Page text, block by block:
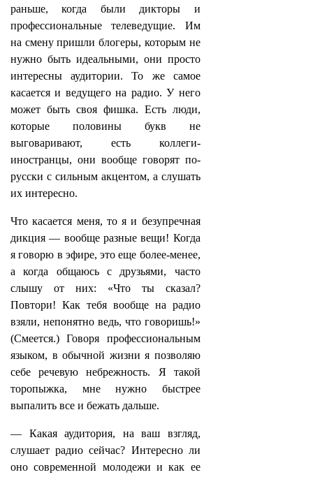
раньше, когда были дикторы и
профессиональные телеведущие. Им
на смену пришли блогеры, которым не
нужно быть идеальными, они просто
интересны аудитории. То же самое
касается и ведущего на радио. У него
может быть своя фишка. Есть люди,
которые половины букв не
выговаривают, есть коллеги-
иностранцы, они вообще говорят по-
русски с сильным акцентом, а слушать
их интересно.
Что касается меня, то я и безупречная
дикция — вообще разные вещи! Когда
я говорю в эфире, это еще более-менее,
а когда общаюсь с друзьями, часто
слышу от них: «Что ты сказал?
Повтори! Как тебя вообще на радио
взяли, непонятно ведь, что говоришь!»
(Смеется.) Говоря профессиональным
языком, в обычной жизни я позволяю
себе речевую небрежность. Я такой
торопыжка, мне нужно быстрее
выпалить все и бежать дальше.
— Какая аудитория, на ваш взгляд,
слушает радио сейчас? Интересно ли
оно современной молодежи и как ее